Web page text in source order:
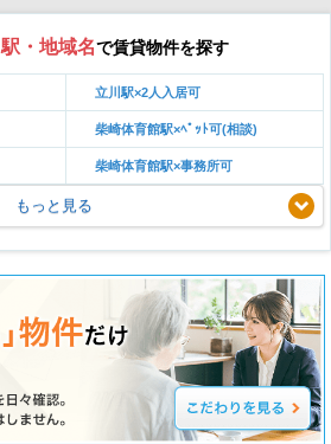
駅・地域名で賃貸物件を探す
立川駅×2人入居可
柴崎体育館駅×ﾍﾟｯﾄ可(相談)
柴崎体育館駅×事務所可
もっと見る